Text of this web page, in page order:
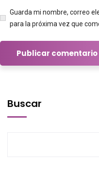
Guarda mi nombre, correo
para la próxima vez que
Buscar